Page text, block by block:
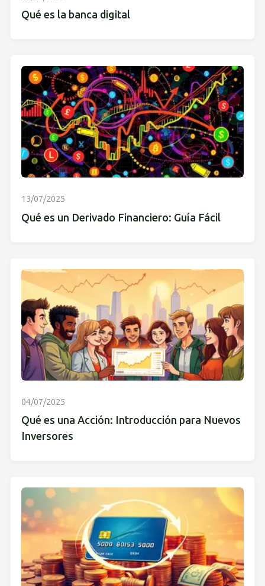
Qué es la banca digital
13/07/2025
Qué es un Derivado Financiero: Guía Fácil
04/07/2025
Qué es una Acción: Introducción para Nuevos
Inversores